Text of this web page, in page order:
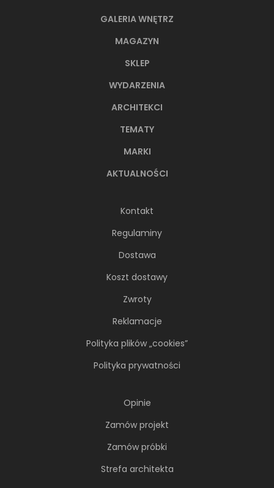
GALERIA WNĘTRZ
MAGAZYN
SKLEP
WYDARZENIA
ARCHITEKCI
TEMATY
MARKI
AKTUALNOŚCI
Kontakt
Regulaminy
Dostawa
Koszt dostawy
Zwroty
Reklamacje
Polityka plików „cookies”
Polityka prywatności
Opinie
Zamów projekt
Zamów próbki
Strefa architekta